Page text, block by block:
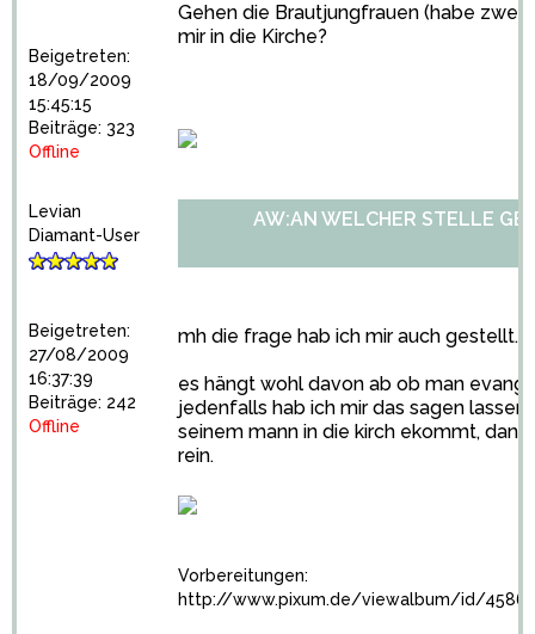
Beigetreten:
18/09/2009
15:45:15
Beiträge: 323
Offline
Gehen die Brautjungfrauen (habe zwei
mir in die Kirche?
Levian
Diamant-User
Beigetreten:
27/08/2009
16:37:39
Beiträge: 242
Offline
AW:AN WELCHER STELLE
mh die frage hab ich mir auch gestellt.
es hängt wohl davon ab ob man
jedenfalls hab ich mir das sagen
seinem mann in die kirch ekommt,
rein.
Vorbereitungen:
http://www.pixum.de/viewalbum/id/